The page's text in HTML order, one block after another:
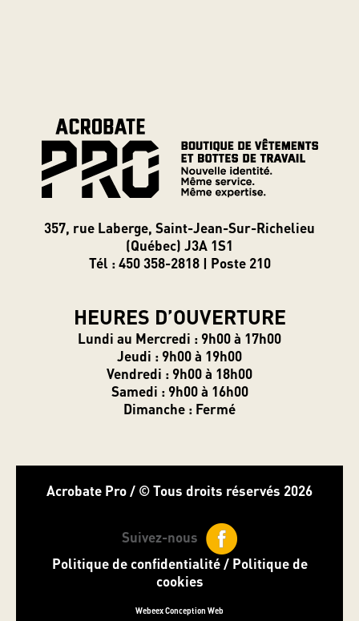
357, rue Laberge, Saint-Jean-Sur-Richelieu
(Québec) J3A 1S1
Tél : 450 358-2818 | Poste 210
HEURES D’OUVERTURE
Lundi au Mercredi : 9h00 à 17h00
Jeudi : 9h00 à 19h00
Vendredi : 9h00 à 18h00
Samedi : 9h00 à 16h00
Dimanche : Fermé
Acrobate Pro / © Tous droits réservés 2026
Suivez-nous
Politique de confidentialité / Politique de
cookies
Webeex Conception Web